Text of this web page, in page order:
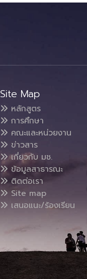
Site Map
หลักสูตร
การศึกษา
คณะและหน่วยงาน
ข่าวสาร
เกี่ยวกับ มช.
ข้อมูลสาธารณะ
ติดต่อเรา
Site map
เสนอแนะ/ร้องเรียน